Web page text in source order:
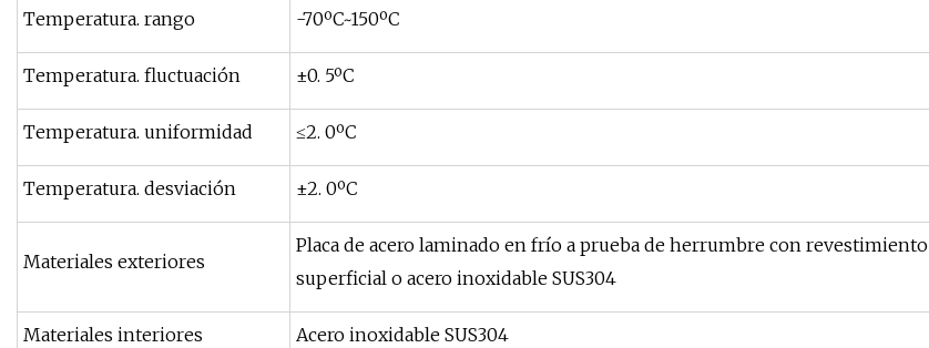
Temperatura. rango -70ºC~150ºC
Temperatura. fluctuación ±0. 5ºC
Temperatura. uniformidad ≤2. 0ºC
Temperatura. desviación ±2. 0ºC
Materiales exteriores
Placa de acero laminado en frío a prueba de herrumbre con revestimiento
superficial o acero inoxidable SUS304
Materiales interiores Acero inoxidable SUS304